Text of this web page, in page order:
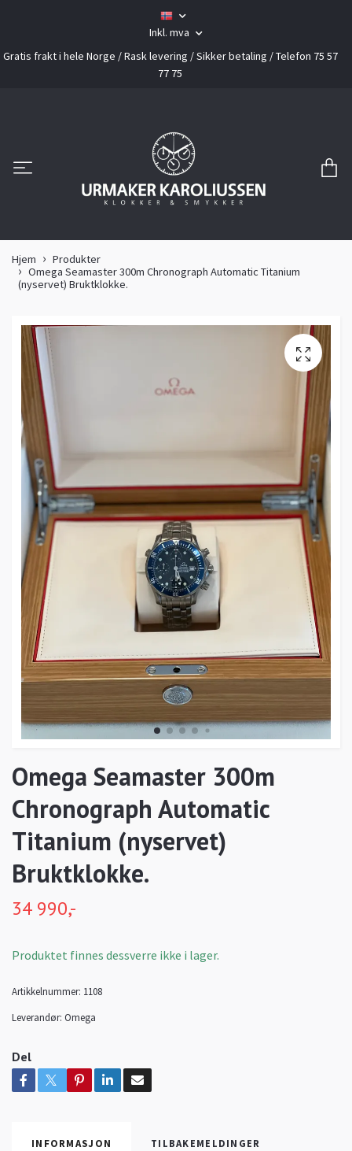
Inkl. mva
Gratis frakt i hele Norge / Rask levering / Sikker betaling / Telefon 75 57
77 75
Hjem
Produkter
Omega Seamaster 300m Chronograph Automatic Titanium
(nyservet) Bruktklokke.
Omega Seamaster 300m
Chronograph Automatic
Titanium (nyservet)
Bruktklokke.
34 990,-
Produktet finnes dessverre ikke i lager.
Artikkelnummer: 1108
Leverandør: Omega
Del
INFORMASJON TILBAKEMELDINGER